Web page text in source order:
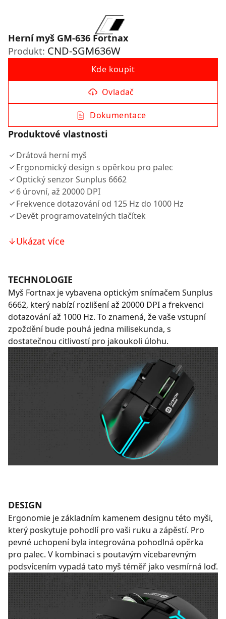
Herní myš GM-636 Fortnax
Produkt: CND-SGM636W
Kde koupit
Ovladač
Dokumentace
Produktové vlastnosti
Drátová herní myš
Ergonomický design s opěrkou pro palec
Optický senzor Sunplus 6662
6 úrovní, až 20000 DPI
Frekvence dotazování od 125 Hz do 1000 Hz
Devět programovatelných tlačítek
Ukázat více
TECHNOLOGIE
Myš Fortnax je vybavena optickým snímačem Sunplus
6662, který nabízí rozlišení až 20000 DPI a frekvenci
dotazování až 1000 Hz. To znamená, že vaše vstupní
zpoždění bude pouhá jedna milisekunda, s
dostatečnou citlivostí pro jakoukoli úlohu.
DESIGN
Ergonomie je základním kamenem designu této myši,
který poskytuje pohodlí pro vaši ruku a zápěstí. Pro
pevné uchopení byla integrována pohodlná opěrka
pro palec. V kombinaci s poutavým vícebarevným
podsvícením vypadá tato myš téměř jako vesmírná loď.